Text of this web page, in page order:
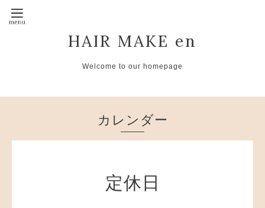
HAIR MAKE en
Welcome to our homepage
カレンダー
定休日